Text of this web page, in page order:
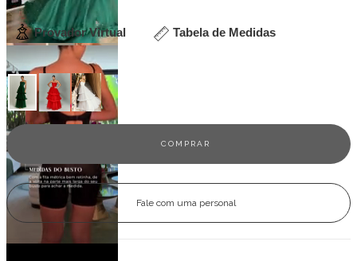
Provador Virtual Tabela de Medidas
Veja outras opções
Fale com uma personal